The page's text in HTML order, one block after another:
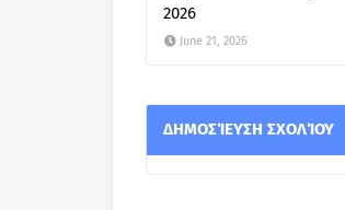
2026
June 21, 2026
ΔΗΜΟΣΊΕΥΣΗ ΣΧΟΛΊΟΥ